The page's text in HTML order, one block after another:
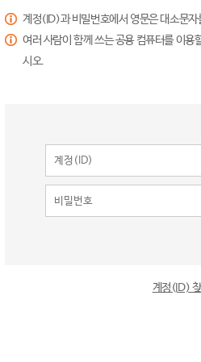
계정(ID)과 비밀번호에서 영문은 대소문
여러 사람이 함께 쓰는 공용 컴퓨터를 이
시오.
계정(ID)